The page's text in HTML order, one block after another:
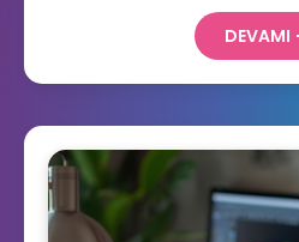
DEVAMI